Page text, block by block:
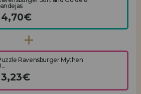
Ravensburger Mythen